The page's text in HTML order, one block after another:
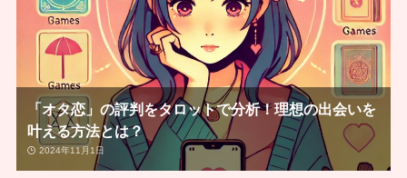
「オタ恋」の評判をタロットで分析！理想の出会いを
叶える方法とは？
2024年11月1日